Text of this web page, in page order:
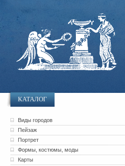
КАТАЛОГ
Виды городов
Пейзаж
Портрет
Формы, костюмы, моды
Карты